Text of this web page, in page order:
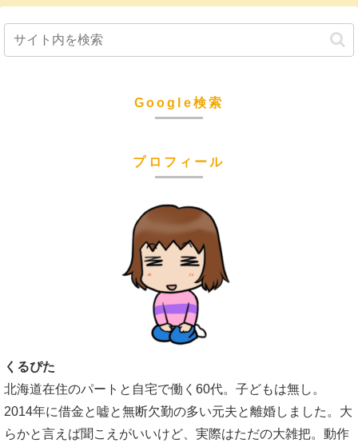
Google検索
プロフィール
くるぴた
北海道在住のパートと自宅で働く60代。子どもは無し。
2014年に借金と嘘と無断欠勤の多い元夫と離婚しました。大
らかと言えば聞こえがいいけど、実際はただの大雑把。動作